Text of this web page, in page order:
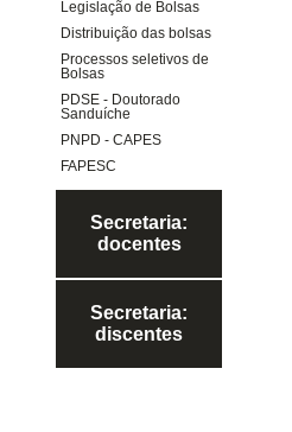
Legislação de Bolsas
Distribuição das bolsas
Processos seletivos de
Bolsas
PDSE - Doutorado
Sanduíche
PNPD - CAPES
FAPESC
Secretaria:
docentes
Secretaria:
discentes